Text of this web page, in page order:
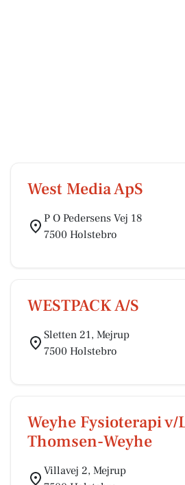
West Media ApS
P O Pedersens Vej 18
7500 Holstebro
WESTPACK A/S
Sletten 21, Mejrup
7500 Holstebro
Weyhe Fysioterapi v/
Thomsen-Weyhe
Villavej 2, Mejrup